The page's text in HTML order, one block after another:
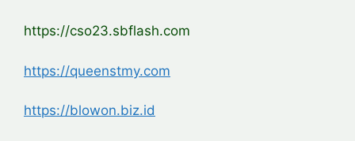
https://cso23.sbflash.com
https://queenstmy.com
https://blowon.biz.id